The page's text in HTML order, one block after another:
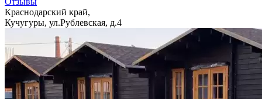
Краснодарский край,
Кучугуры, ул.Рублевская, д.4